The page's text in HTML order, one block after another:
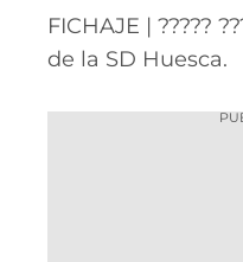
FICHAJE | ?????
de la SD Huesca.